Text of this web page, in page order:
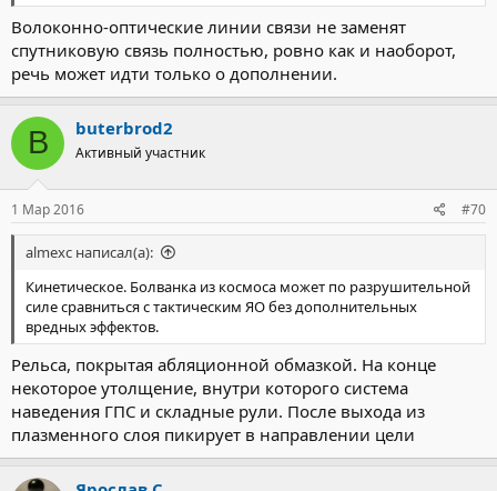
Волоконно-оптические линии связи не заменят
спутниковую связь полностью, ровно как и наоборот,
речь может идти только о дополнении.
B buterbrod2
Активный участник
1 Мар 2016 #70
almexc написал(а):
Кинетическое. Болванка из космоса может по разрушительной
силе сравниться с тактическим ЯО без дополнительных
вредных эффектов.
Рельса, покрытая абляционной обмазкой. На конце
некоторое утолщение, внутри которого система
наведения ГПС и складные рули. После выхода из
плазменного слоя пикирует в направлении цели